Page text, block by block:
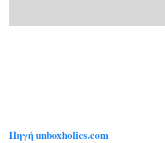
Πηγή unboxholics.com